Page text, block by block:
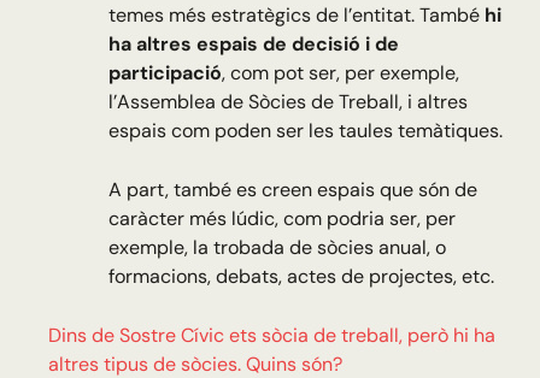
temes més estratègics de l’entitat. També hi
ha altres espais de decisió i de
participació, com pot ser, per exemple,
l’Assemblea de Sòcies de Treball, i altres
espais com poden ser les taules temàtiques.
A part, també es creen espais que són de
caràcter més lúdic, com podria ser, per
exemple, la trobada de sòcies anual, o
formacions, debats, actes de projectes, etc.
Dins de Sostre Cívic ets sòcia de treball, però hi ha
altres tipus de sòcies. Quins són?